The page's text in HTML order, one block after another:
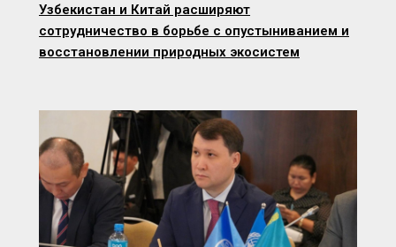
Узбекистан и Китай расширяют
сотрудничество в борьбе с опустыниванием и
восстановлении природных экосистем